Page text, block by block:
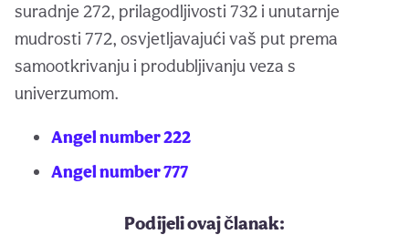
suradnje 272, prilagodljivosti 732 i unutarnje
mudrosti 772, osvjetljavajući vaš put prema
samootkrivanju i produbljivanju veza s
univerzumom.
Angel number 222
Angel number 777
Podijeli ovaj članak: